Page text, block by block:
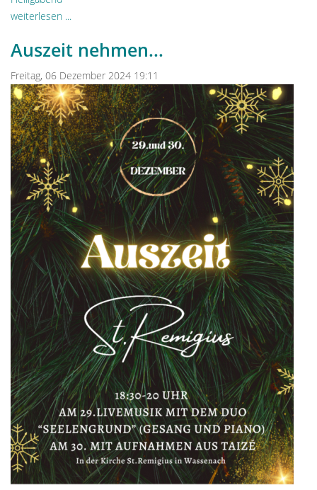
weiterlesen ...
Auszeit nehmen...
Freitag, 06 Dezember 2024 19:11